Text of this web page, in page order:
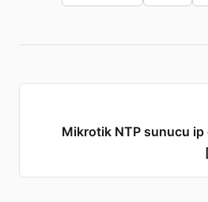
Mikrotik NTP sunucu